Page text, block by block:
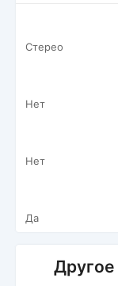
Стерео
Нет
Нет
Да
Другое